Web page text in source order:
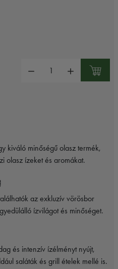
kiváló minőségű olasz termék,
olasz ízeket és aromákat.
az exkluzív vörösbor
ízvilágot és minőséget.
és intenzív ízélményt nyújt,
saláták és grill ételek mellé is.